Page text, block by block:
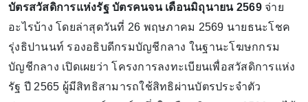
บัตรสวัสดิการแห่งรัฐ บัตรคนจน เดือนมิถุนายน 2569 จ่าย
อะไรบ้าง โดยล่าสุดวันที่ 26 พฤษภาคม 2569 นายธนะโชค
รุ่งธิปานนท์ รองอธิบดีกรมบัญชีกลาง ในฐานะโฆษกกรม
บัญชีกลาง เปิดเผยว่า โครงการลงทะเบียนเพื่อสวัสดิการแห่ง
รัฐ ปี 2565 ผู้มีสิทธิสามารถใช้สิทธิผ่านบัตรประจำตัว